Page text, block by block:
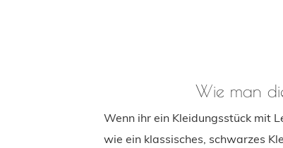
Wie man
Wenn ihr ein Kleidungsstück mit
wie ein klassisches, schwarzes